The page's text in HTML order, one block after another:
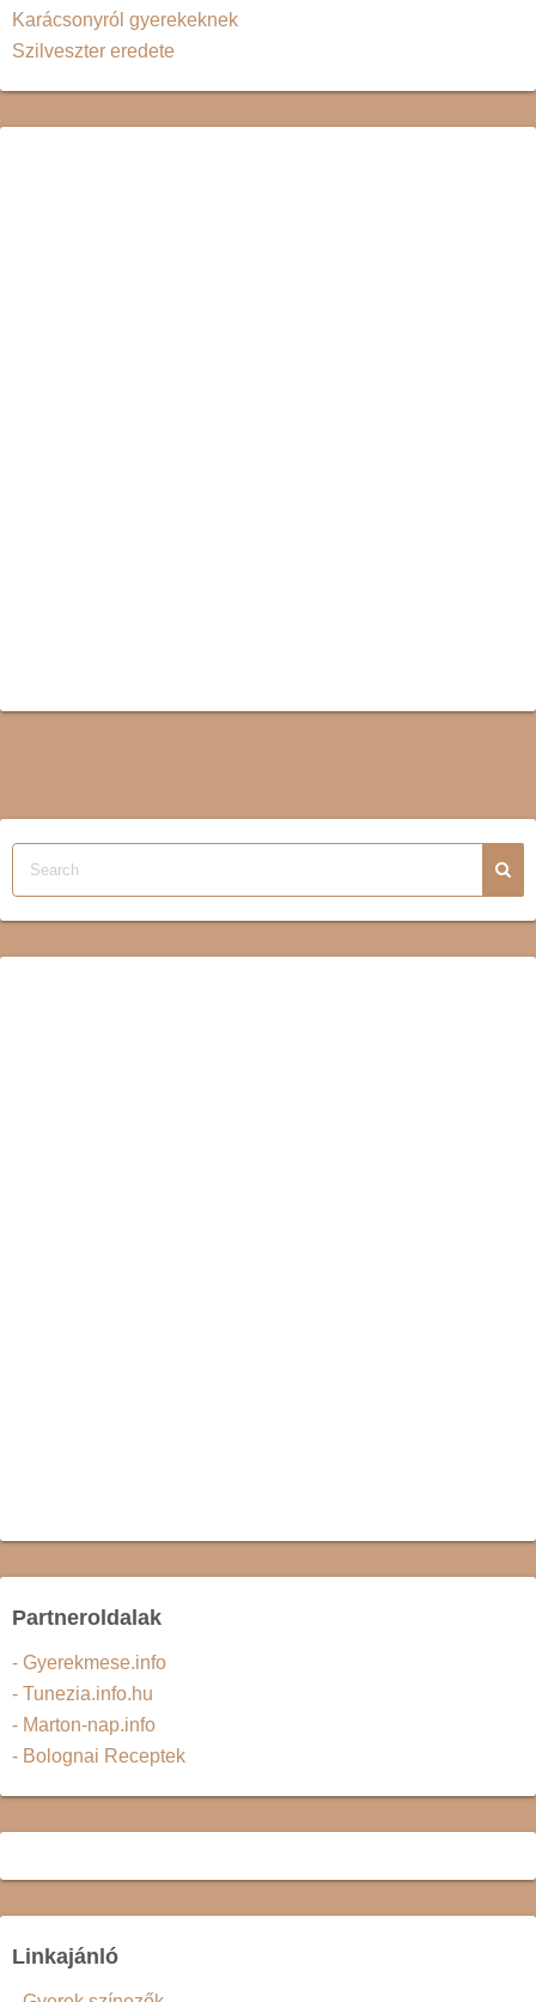
Karácsonyról gyerekeknek
Szilveszter eredete
Partneroldalak
- Gyerekmese.info
- Tunezia.info.hu
- Marton-nap.info
- Bolognai Receptek
Linkajánló